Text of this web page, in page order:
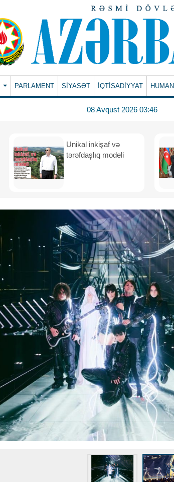
PARLAMENT SİYASƏT İQTİSADİYYAT
08 Avqust 2026 03:46
Unikal inkişaf və
tərəfdaşlıq modeli